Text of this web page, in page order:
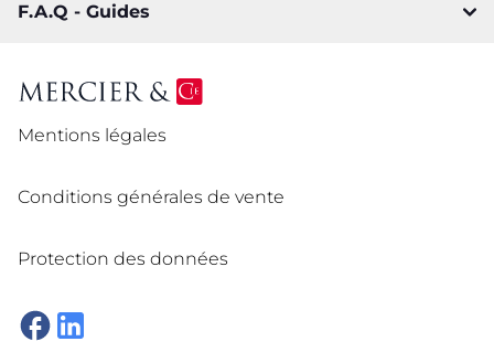
F.A.Q - Guides
Mentions légales
Conditions générales de vente
Protection des données